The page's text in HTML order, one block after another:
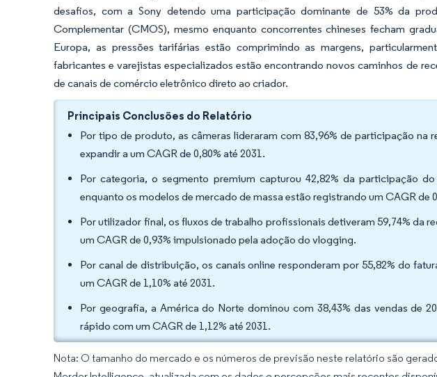
desafios, com a Sony detendo uma participação dominante de 53% da
Complementar (CMOS), mesmo enquanto concorrentes chineses fecham
Europa, as pressões tarifárias estão comprimindo as margens,
fabricantes e varejistas especializados estão encontrando novos caminhos de
de canais de comércio eletrônico direto ao criador.
Principais Conclusões do Relatório
Por tipo de produto, as câmeras lideraram com 83,96% de participação na
expandir a um CAGR de 0,80% até 2031.
Por categoria, o segmento premium capturou 42,82% da participação
enquanto os modelos de mercado de massa estão registrando um CAGR de
Por utilizador final, os fluxos de trabalho profissionais detiveram 59,74% da
um CAGR de 0,93% impulsionado pela adoção do vlogging.
Por canal de distribuição, os canais online responderam por 55,82% do
um CAGR de 1,10% até 2031.
Por geografia, a América do Norte dominou com 38,43% das vendas de
rápido com um CAGR de 1,12% até 2031.
Nota: O tamanho do mercado e os números de previsão neste relatório são